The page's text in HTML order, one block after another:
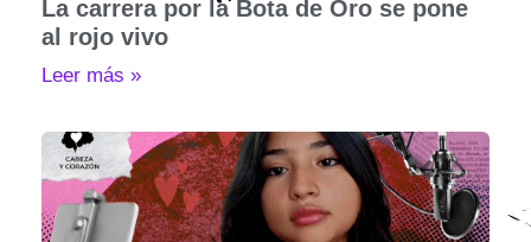
La carrera por la Bota de Oro se pone
al rojo vivo
Leer más »